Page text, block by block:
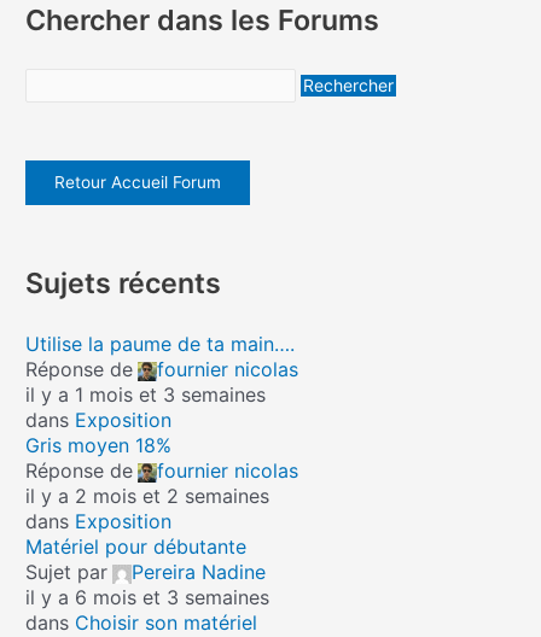
Chercher dans les Forums
Retour Accueil Forum
Sujets récents
Utilise la paume de ta main….
Réponse de
fournier nicolas
il y a 1 mois et 3 semaines
dans Exposition
Gris moyen 18%
Réponse de
fournier nicolas
il y a 2 mois et 2 semaines
dans Exposition
Matériel pour débutante
Sujet par
Pereira Nadine
il y a 6 mois et 3 semaines
dans Choisir son matériel